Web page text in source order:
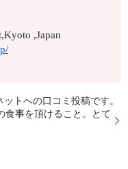
,Japan
トへの口コミ投稿です。
事を頂けること。とて